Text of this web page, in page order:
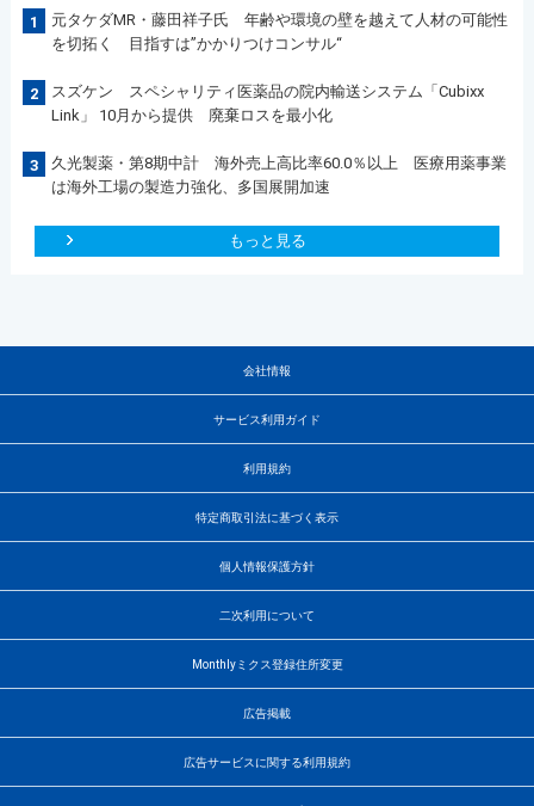
1
元タケダMR・藤田祥子氏 年齢や環境の壁を越えて人材の可能性
を切拓く 目指すは”かかりつけコンサル“
2
スズケン スペシャリティ医薬品の院内輸送システム「Cubixx
Link」 10月から提供 廃棄ロスを最小化
3
久光製薬・第8期中計 海外売上高比率60.0％以上 医療用薬事業
は海外工場の製造力強化、多国展開加速
もっと見る
会社情報
サービス利用ガイド
利用規約
特定商取引法に基づく表示
個人情報保護方針
二次利用について
Monthlyミクス登録住所変更
広告掲載
広告サービスに関する利用規約